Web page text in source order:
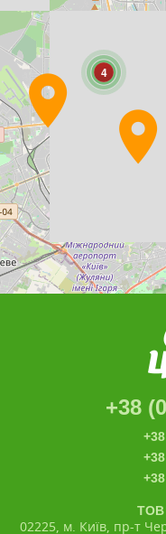
4
+38
ТОВ
02225, м. Київ, пр-т